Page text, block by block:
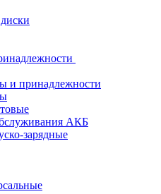
и принадлежности
АКБ
зарядные